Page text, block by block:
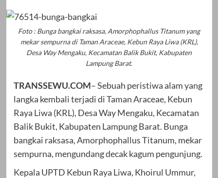
Foto : Bunga bangkai raksasa, Amorphophallus Titanum yang
mekar sempurna di Taman Araceae, Kebun Raya Liwa (KRL),
Desa Way Mengaku, Kecamatan Balik Bukit, Kabupaten
Lampung Barat.
TRANSSEWU.COM– Sebuah peristiwa alam yang
langka kembali terjadi di Taman Araceae, Kebun
Raya Liwa (KRL), Desa Way Mengaku, Kecamatan
Balik Bukit, Kabupaten Lampung Barat. Bunga
bangkai raksasa, Amorphophallus Titanum, mekar
sempurna, mengundang decak kagum pengunjung.
Kepala UPTD Kebun Raya Liwa, Khoirul Ummur,